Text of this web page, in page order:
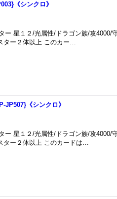
《シンクロ》
ー 星１２/光属性/ドラゴン族/攻4000/
ター２体以上 このカー…
JP507}《シンクロ》
ー 星１２/光属性/ドラゴン族/攻4000/
ター２体以上 このカードは…